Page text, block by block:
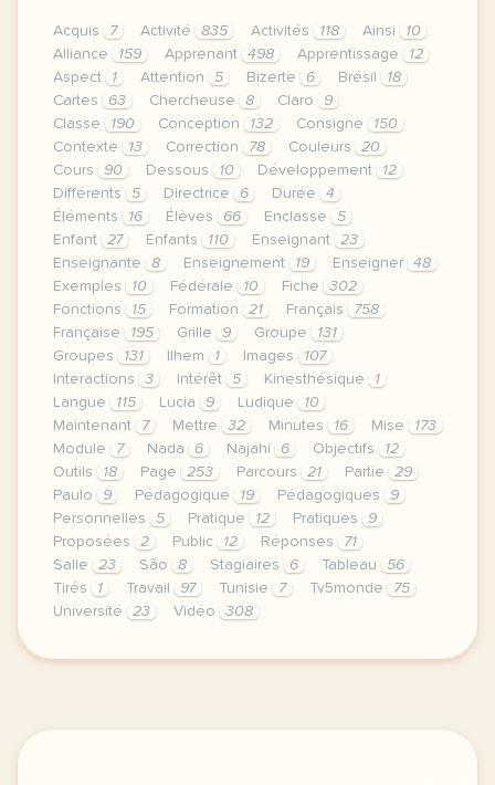
Acquis 7 Activité 835 Activités 118 Ainsi
10
Alliance
159 Apprenant 498 Apprentissage
12
Aspect
1 Attention 5 Bizerte 6 Brésil
18
Cartes
63 Chercheuse 8 Claro
9
Classe
190 Conception 132 Consigne
150
Contexte
13 Correction 78 Couleurs
20
Cours
90 Dessous 10 Développement
12
Différents
5 Directrice 6 Durée
4
Éléments
16 Élèves 66 Enclasse
5
Enfant
27 Enfants 110 Enseignant
23
Enseignante
8 Enseignement 19 Enseigner
48
Exemples
10 Fédérale 10 Fiche
302
Fonctions
15 Formation 21 Français
758
Française
195 Grille 9 Groupe
131
Groupes
131 Ilhem 1 Images
107
Interactions
3 Intérêt 5 Kinesthésique
1
Langue
115 Lucia 9 Ludique
10
Maintenant
7 Mettre 32 Minutes 16 Mise
173
Module
7 Nada 6 Najahi 6 Objectifs
12
Outils
18 Page 253 Parcours 21 Partie
29
Paulo
9 Pédagogique 19 Pédagogiques
9
Personnelles
5 Pratique 12 Pratiques
9
Proposées
2 Public 12 Réponses
71
Salle
23 São 8 Stagiaires 6 Tableau
56
Tirés
1 Travail 97 Tunisie 7 Tv5monde
75
Université
23 Vidéo 308
le respect de votre vie privee est une priorite